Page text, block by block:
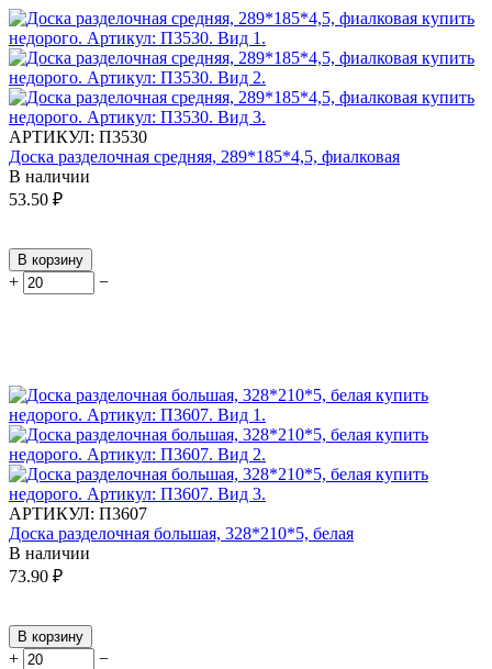
АРТИКУЛ: П3530
Доска разделочная средняя, 289*185*4,5, фиалковая
В наличии
53.50 ₽
В корзину
+ −
АРТИКУЛ: П3607
Доска разделочная большая, 328*210*5, белая
В наличии
73.90 ₽
В корзину
+ −